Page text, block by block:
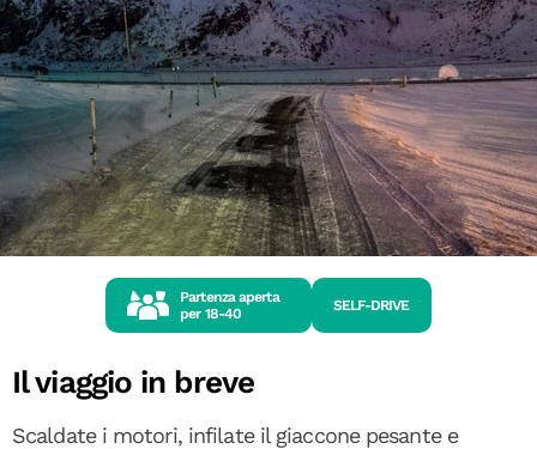
Partenza aperta
per 18-40
SELF-DRIVE
Il viaggio in breve
Scaldate i motori, infilate il giaccone pesante e